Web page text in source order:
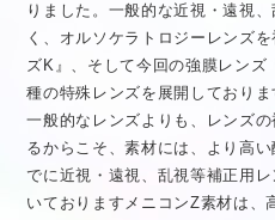
りました。一般的な近視・遠視
く、オルソケラトロジーレンズ
ズK』、そして今回の強膜レン
種の特殊レンズを展開しておりま
一般的なレンズよりも、レンズ
るからこそ、素材には、より高
でに近視・遠視、乱視等補正用
いておりますメニコンZ素材は、